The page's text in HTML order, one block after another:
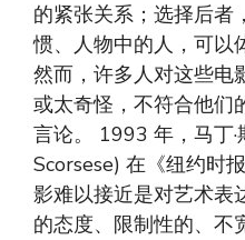
的紧张关系；选择后者
惯、人物中的人，可以
然而，许多人对这些电
或太奇怪，不符合他们
言论。 1993 年，马丁
Scorsese) 在《纽约时
影难以接近是对艺术表
的态度、限制性的、不